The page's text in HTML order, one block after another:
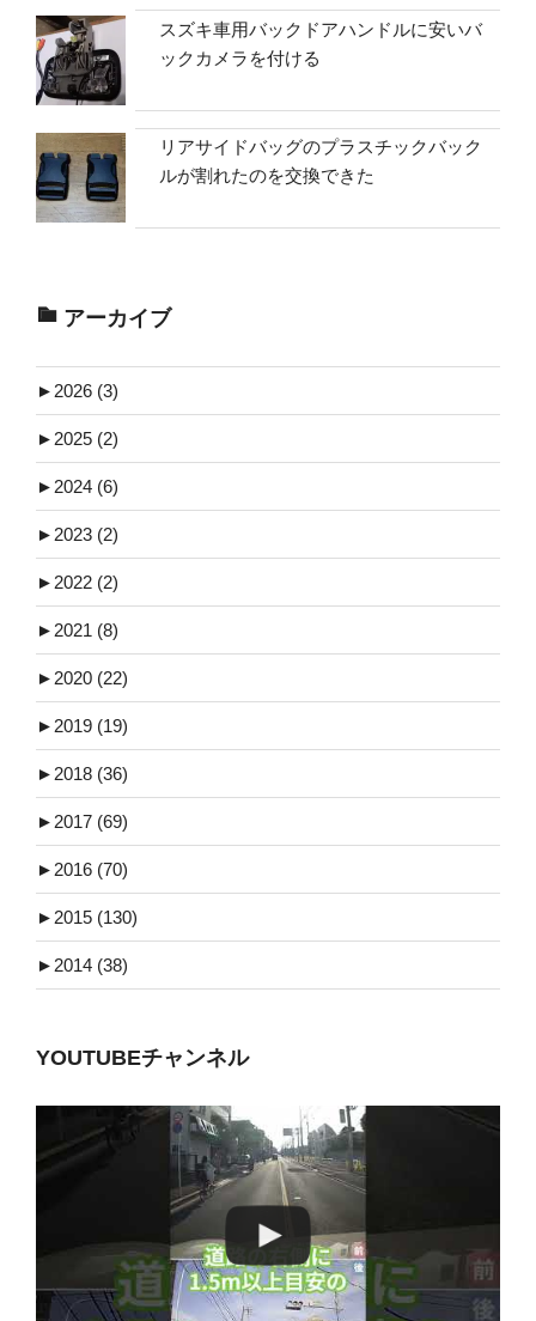
スズキ車用バックドアハンドルに安いバ
ックカメラを付ける
リアサイドバッグのプラスチックバック
ルが割れたのを交換できた
アーカイブ
► 2026 (3)
► 2025 (2)
► 2024 (6)
► 2023 (2)
► 2022 (2)
► 2021 (8)
► 2020 (22)
► 2019 (19)
► 2018 (36)
► 2017 (69)
► 2016 (70)
► 2015 (130)
► 2014 (38)
YOUTUBEチャンネル